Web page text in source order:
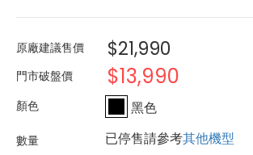
原廠建議售價 $21,990
門市破盤價 $13,990
黑色
已停售請參考其他機型